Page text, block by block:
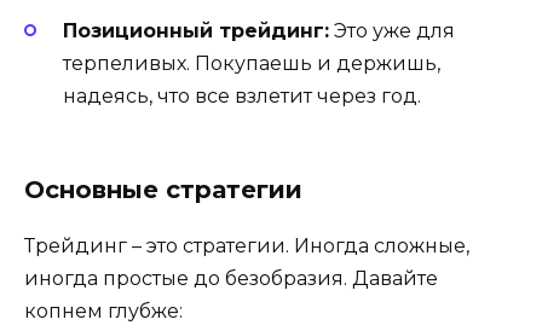
Позиционный трейдинг: Это уже для
терпеливых. Покупаешь и держишь,
надеясь, что все взлетит через год.
Основные стратегии
Трейдинг – это стратегии. Иногда сложные,
иногда простые до безобразия. Давайте
копнем глубже: